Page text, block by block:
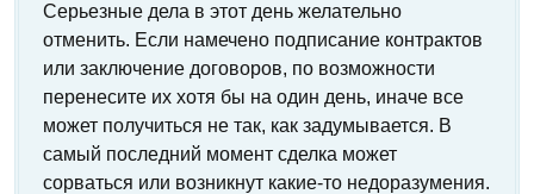
Серьезные дела в этот день желательно
отменить. Если намечено подписание контрактов
или заключение договоров, по возможности
перенесите их хотя бы на один день, иначе все
может получиться не так, как задумывается. В
самый последний момент сделка может
сорваться или возникнут какие-то недоразумения.